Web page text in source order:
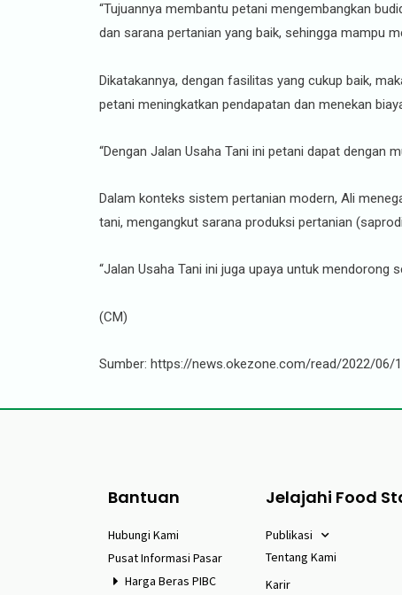
“Tujuannya membantu petani mengembangkan
dan sarana pertanian yang baik, sehingga mampu
Dikatakannya, dengan fasilitas yang cukup baik,
petani meningkatkan pendapatan dan menekan
“Dengan Jalan Usaha Tani ini petani dapat dengan
Dalam konteks sistem pertanian modern, Ali
tani, mengangkut sarana produksi pertanian
“Jalan Usaha Tani ini juga upaya untuk mendorong
(CM)
Sumber: https://news.okezone.com/read/2022/
Bantuan
Hubungi Kami
Pusat Informasi Pasar
Harga Beras PIBC
Jelajahi Food
Publikasi
Tentang Kami
Karir